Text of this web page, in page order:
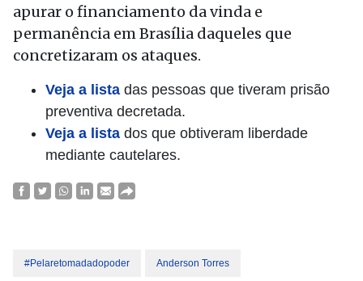
apurar o financiamento da vinda e
permanência em Brasília daqueles que
concretizaram os ataques.
Veja a lista das pessoas que tiveram prisão
preventiva decretada.
Veja a lista dos que obtiveram liberdade
mediante cautelares.
#pelaretomadadopoder Anderson Torres